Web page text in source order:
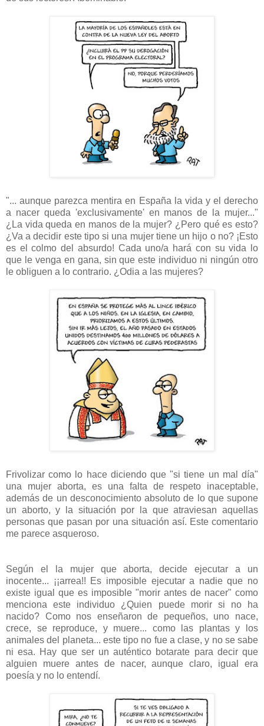
"... aunque parezca mentira en España la vida y el derecho
a nacer queda 'exclusivamente' en manos de la mujer..."
¿La vida queda en manos de la mujer? ¿Pero qué es esto?
¿Va a decidir este tipo si una mujer tiene un hijo o no? ¡Esto
es el colmo del absurdo! Cada uno/a hará con su vida lo
que le venga en gana, sin que este individuo ni ningún otro
le obliguen a lo contrario. ¿Odia a las mujeres?
Frivolizar como lo hace diciendo que "si tiene un mal día"
una mujer aborta, es una falta de respeto inaceptable,
además de un desconocimiento absoluto de lo que supone
un aborto, y la situación por la que atraviesan aquellas
personas que pasan por una situación así. Este comentario
me parece asqueroso.
Según el la mujer que aborta, decide ejecutar a un
inocente... ¡¡arrea!! Es imposible ejecutar a nadie que no
existe igual que es imposible "morir antes de nacer" como
menciona este individuo ¿Quien puede morir si no ha
nacido? Como nos enseñaron de pequeños, uno nace,
crece, se reproduce, y muere... como las plantas y los
animales del planeta... este tipo no fue a clase, y no se sabe
ni esa. Hay que ser un auténtico botarate para decir que
alguien muere antes de nacer, aunque claro, igual era
poesía y no lo entendí.